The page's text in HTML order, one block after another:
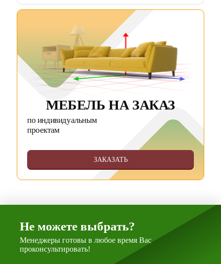
МЕБЕЛЬ НА ЗАКАЗ
по индивидуальным
проектам
ЗАКАЗАТЬ
Не можете выбрать?
Менеджеры готовы в любое время Вас
проконсультировать!